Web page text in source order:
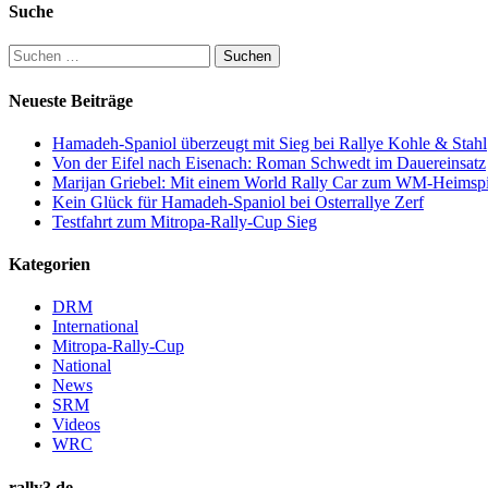
Suche
Suchen
nach:
Neueste Beiträge
Hamadeh-Spaniol überzeugt mit Sieg bei Rallye Kohle & Stahl
Von der Eifel nach Eisenach: Roman Schwedt im Dauereinsatz
Marijan Griebel: Mit einem World Rally Car zum WM-
Kein Glück für Hamadeh-Spaniol bei Osterrallye Zerf
Testfahrt zum Mitropa-Rally-Cup Sieg
Kategorien
DRM
International
Mitropa-Rally-Cup
National
News
SRM
Videos
WRC